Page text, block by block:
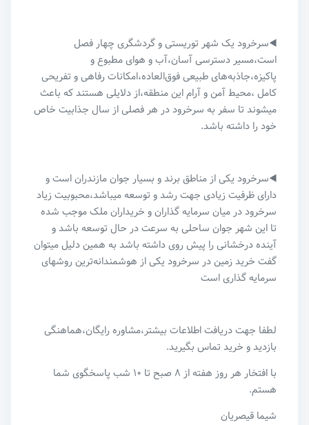
◀️سرخرود یک شهر توریستی و گردشگری چهار فصل
است،مسیر دسترسی آسان،آب و هوای مطبوع و
پاکیزه،جاذبه‌های طبیعی فوق‌العاده،امکانات رفاهی و تفریحی
کامل ،محیط آمن و آرام این منطقه،از دلایلی هستند که باعث
میشوند تا سفر به سرخرود در هر فصلی از سال جذابیت خاص
خود را داشته باشد.
◀️سرخرود یکی از مناطق برند و بسیار جوان مازندران است و
دارای ظرفیت زیادی جهت رشد و توسعه میباشد،محبوبیت زیاد
سرخرود در میان سرمایه گذاران و خریداران ملک موجب شده
تا این شهر جوان ساحلی به سرعت در حال توسعه باشد و
آینده درخشانی را پیش روی داشته باشد به همین دلیل میتوان
گفت خرید زمین در سرخرود یکی از هوشمندانه‌ترین روشهای
سرمایه گذاری است
لطفا جهت دریافت اطلاعات بیشتر،مشاوره رایگان،هماهنگی
بازدید و خرید تماس بگیرید‌.
با افتخار هر روز هفته از ۸ صبح تا ۱۰ شب پاسخگوی شما
هستم.
شیما قیصریان